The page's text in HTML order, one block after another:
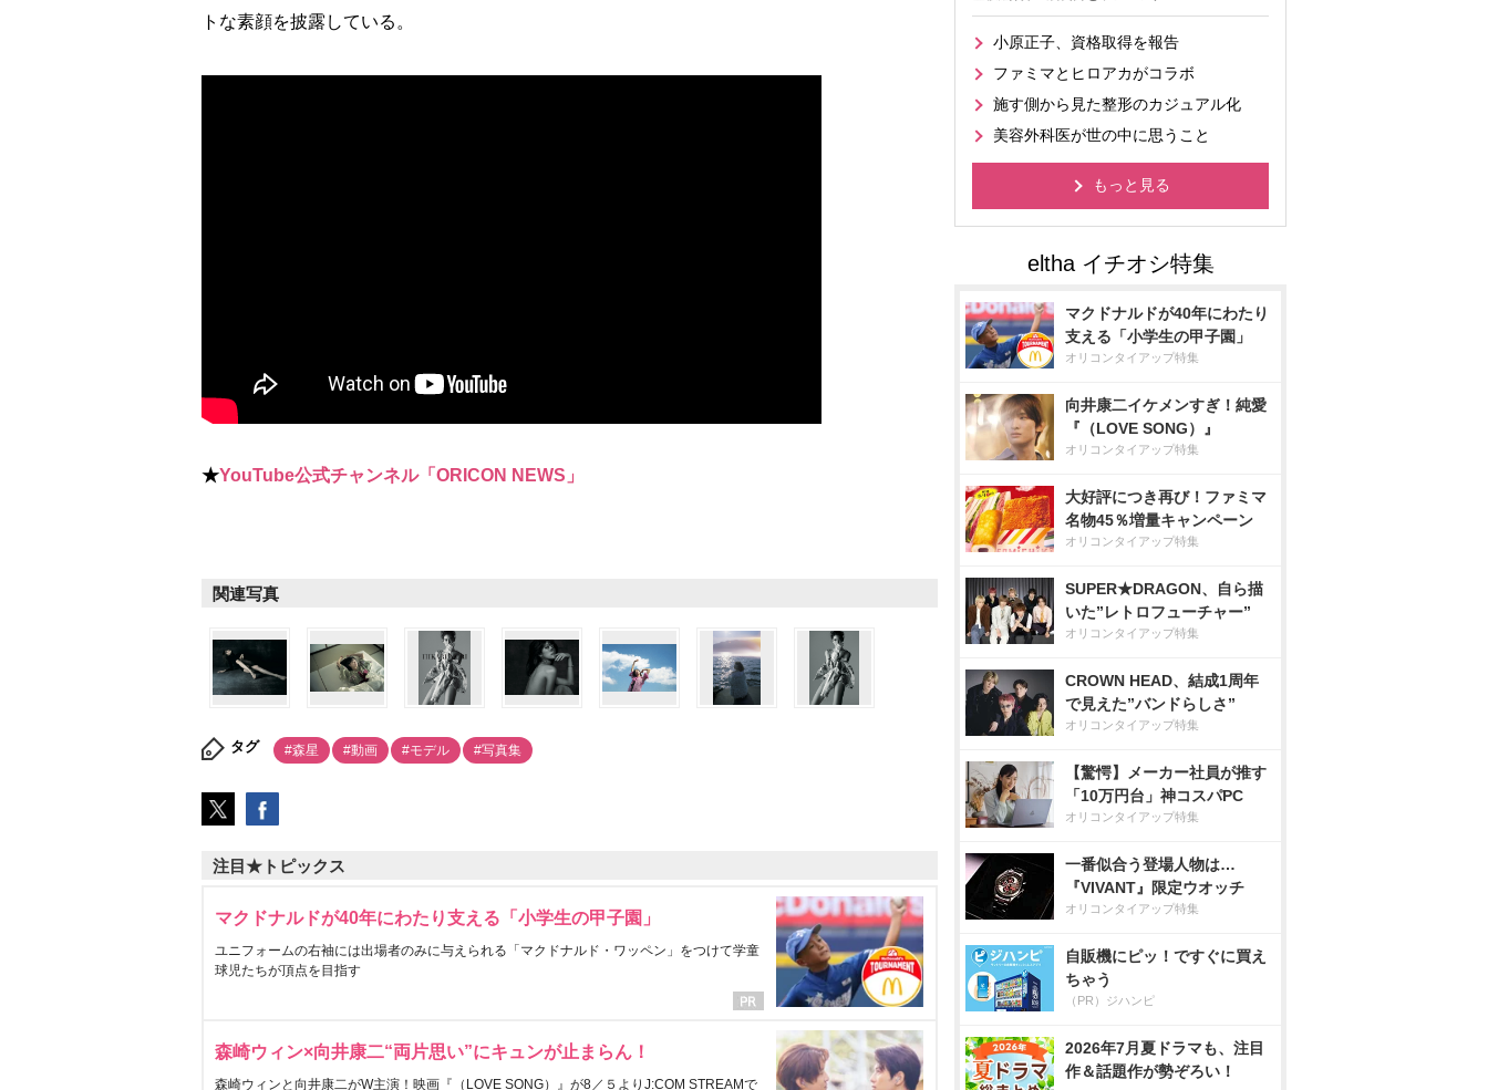
トな素顔を披露している。
★YouTube公式チャンネル「ORICON NEWS」
関連写真
タグ #森星 #動画 #モデル #写真集
注目★トピックス
マクドナルドが40年にわたり支える「小学生の甲子園」
ユニフォームの右袖には出場者のみに与えられる「マクドナルド・ワッペン」をつけて学童
球児たちが頂点を目指す
森崎ウィン×向井康二“両片思い”にキュンが止まらん！
森崎ウィンと向井康二がW主演！映画『（LOVE SONG）』が8／５よりJ:COM STREAMで
小原正子、資格取得を報告
ファミマとヒロアカがコラボ
施す側から見た整形のカジュアル化
美容外科医が世の中に思うこと
もっと見る
マクドナルドが40年にわたり
支える「小学生の甲子園」
オリコンタイアップ特集
向井康二イケメンすぎ！純愛
『（LOVE SONG）』
オリコンタイアップ特集
大好評につき再び！ファミマ
名物45％増量キャンペーン
オリコンタイアップ特集
SUPER★DRAGON、自ら描
いた”レトロフューチャー”
オリコンタイアップ特集
CROWN HEAD、結成1周年
で見えた”バンドらしさ”
オリコンタイアップ特集
【驚愕】メーカー社員が推す
「10万円台」神コスパPC
オリコンタイアップ特集
一番似合う登場人物は…
『VIVANT』限定ウオッチ
オリコンタイアップ特集
自販機にピッ！ですぐに買え
ちゃう
（PR）ジハンピ
2026年7月夏ドラマも、注目
作＆話題作が勢ぞろい！